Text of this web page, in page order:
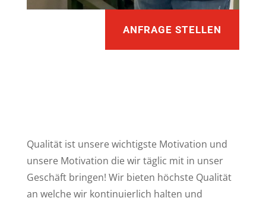
ANFRAGE STELLEN
Qualität ist unsere wichtigste Motivation und
unsere Motivation die wir täglic mit in unser
Geschäft bringen! Wir bieten höchste Qualität
an welche wir kontinuierlich halten und